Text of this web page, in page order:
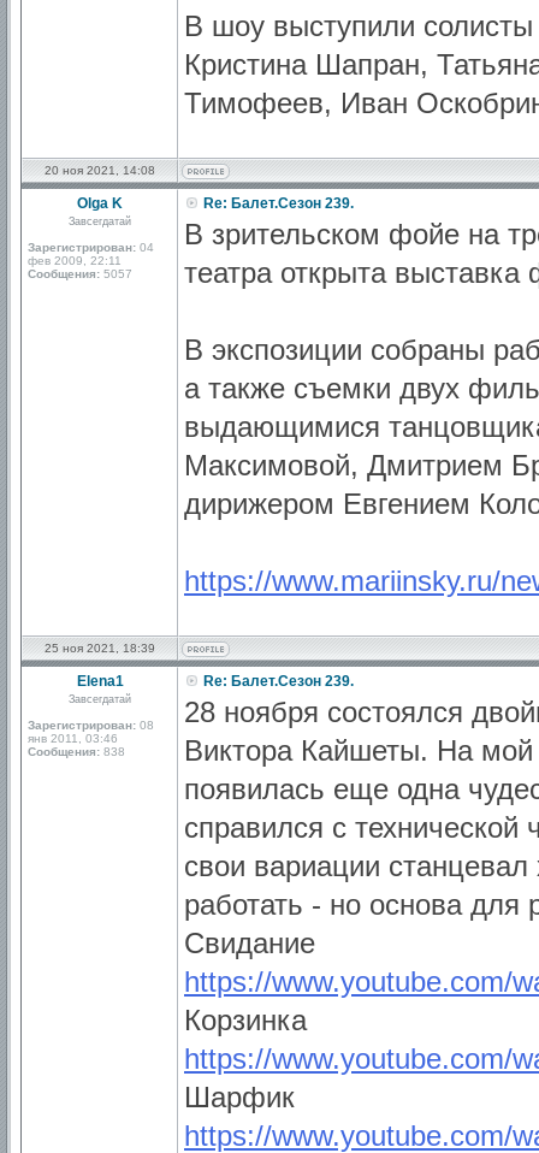
В шоу выступили солисты
Кристина Шапран,
Тимофеев, Иван
20 ноя 2021, 14:08
Olga K
Завсегдатай
Зарегистрирован: 04
фев 2009, 22:11
Сообщения: 5057
Re: Балет.Сезон 239.
В зрительском фойе на
театра открыта
В экспозиции собраны
а также съемки двух
выдающимися
Максимовой, Дмитрием
дирижером Евгением
https://www.mariinsky.ru/
25 ноя 2021, 18:39
Elena1
Завсегдатай
Зарегистрирован: 08
янв 2011, 03:46
Сообщения: 838
Re: Балет.Сезон 239.
28 ноября состоялся
Виктора Кайшеты. На мой
появилась еще одна
справился с
свои вариации
работать - но основа для
Свидание
https://www.youtube.com/
Корзинка
https://www.youtube.com/
Шарфик
https://www.youtube.com/